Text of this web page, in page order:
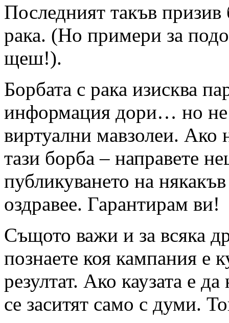
Последният такъв
рака. (Но примери за
щеш!).
Борбата с рака изисква
информация дори… но
виртуални мавзолеи. Ако
тази борба – направете
публикуването на
оздравее. Гарантирам ви!
Същото важи и за всяка
познаете коя кампания е
резултат. Ако каузата е
се заситят само с думи.